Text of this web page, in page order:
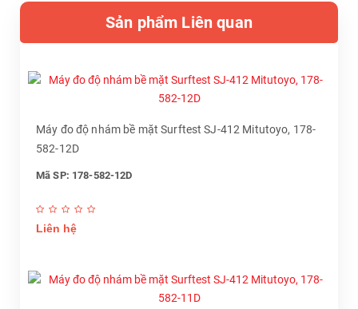
Sản phẩm Liên quan
Máy đo độ nhám bề mặt Surftest SJ-412 Mitutoyo, 178-
582-12D
Mã SP: 178-582-12D
Liên hệ